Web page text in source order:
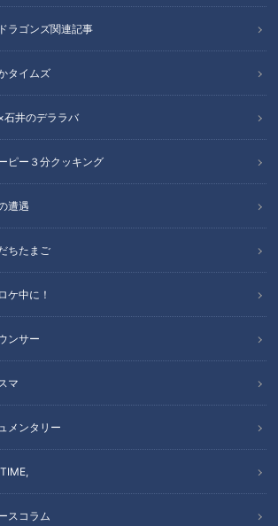
ラゴンズ関連記事
タイムズ
石井のデララバ
ピー３分クッキング
遭遇
ちたまご
ケ中に！
ンサー
マ
メンタリー
スコラム
フード『もろこしうどん』をいただきます！【チ
記事に戻る
あなたへのおすすめ